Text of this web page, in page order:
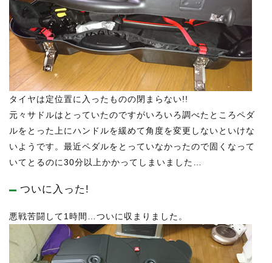
タイヤは定位置に入ったものの閉まらない!!
元々サドルはとっていたのですがいろいろ調べたところペダ
ルをとった上にハンドルを緩めて角度を変更しないといけな
いようです。最近ペダルをとっていなかったので固くなって
いてとるのに30分以上かかってしまいました…
ついに入った!
悪戦苦闘して1時間…ついに収まりました。